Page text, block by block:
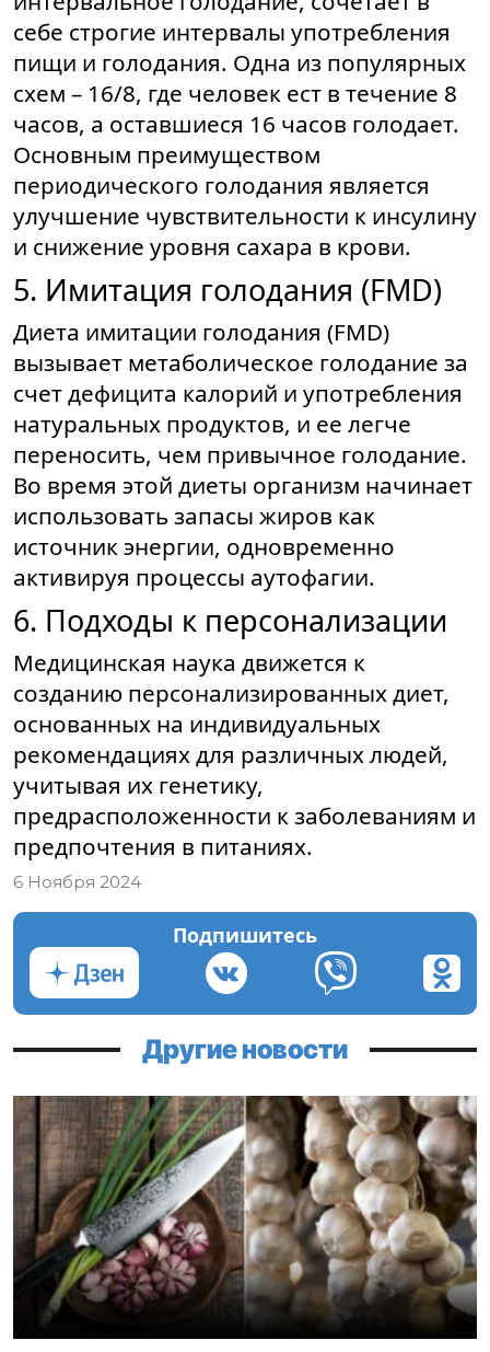
себе строгие интервалы употребления
пищи и голодания. Одна из популярных
схем – 16/8, где человек ест в течение 8
часов, а оставшиеся 16 часов голодает.
Основным преимуществом
периодического голодания является
улучшение чувствительности к инсулину
и снижение уровня сахара в крови.
5. Имитация голодания (FMD)
Диета имитации голодания (FMD)
вызывает метаболическое голодание за
счет дефицита калорий и употребления
натуральных продуктов, и ее легче
переносить, чем привычное голодание.
Во время этой диеты организм начинает
использовать запасы жиров как
источник энергии, одновременно
активируя процессы аутофагии.
6. Подходы к персонализации
Медицинская наука движется к
созданию персонализированных диет,
основанных на индивидуальных
рекомендациях для различных людей,
учитывая их генетику,
предрасположенности к заболеваниям и
предпочтения в питаниях.
6 Ноября 2024
Подпишитесь
Другие новости